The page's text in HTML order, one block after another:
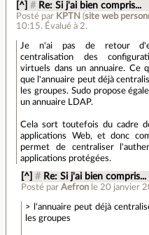
[^] # Re: Si j'ai bien compris...
Posté par KPTN (site web
10:15. Évalué à 2.
Je n'ai pas de retour
centralisation des
virtuels dans un annuaire. Ce
que l'annuaire peut déjà
les groupes. Sudo propose
un annuaire LDAP.
Cela sort toutefois du cadre
applications Web, et donc
permet de centraliser
applications protégées.
[^] # Re: Si j'ai bien compris...
Posté par Aefron le 20 janvier
> l'annuaire peut déjà
les groupes